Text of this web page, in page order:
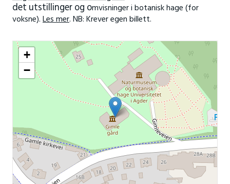
det utstillinger og omvisninger i botanisk hage (for
voksne).Les mer. NB: Krever egen billett.
+
−